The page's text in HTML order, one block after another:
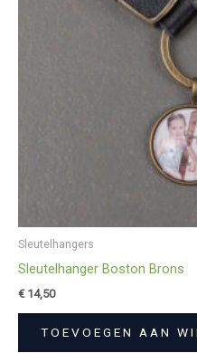
Sleutelhangers
Sleutelhanger Boston Brons
€14,50
TOEVOEGEN AAN